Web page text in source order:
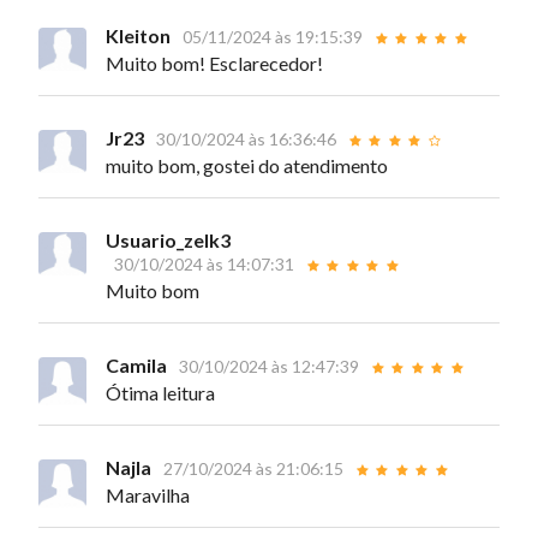
Kleiton 05/11/2024 às 19:15:39
Muito bom! Esclarecedor!
Jr23 30/10/2024 às 16:36:46
muito bom, gostei do atendimento
Usuario_zeIk3
30/10/2024 às 14:07:31
Muito bom
Camila 30/10/2024 às 12:47:39
Ótima leitura
Najla 27/10/2024 às 21:06:15
Maravilha